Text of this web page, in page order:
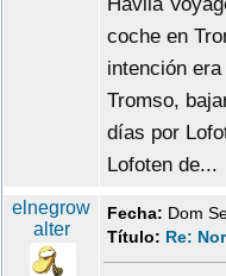
coche en
intención
Tromso,
días por
Lofoten de...
elnegrow
alter
Fecha: Dom
Título: Re: